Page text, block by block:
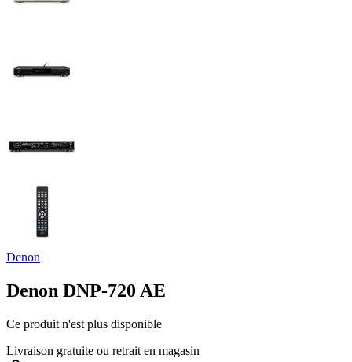
Denon
Denon DNP-720 AE
Ce produit n'est plus disponible
Livraison gratuite ou retrait en magasin